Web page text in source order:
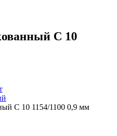
С 10
С 10 1154/1100 0,9 мм